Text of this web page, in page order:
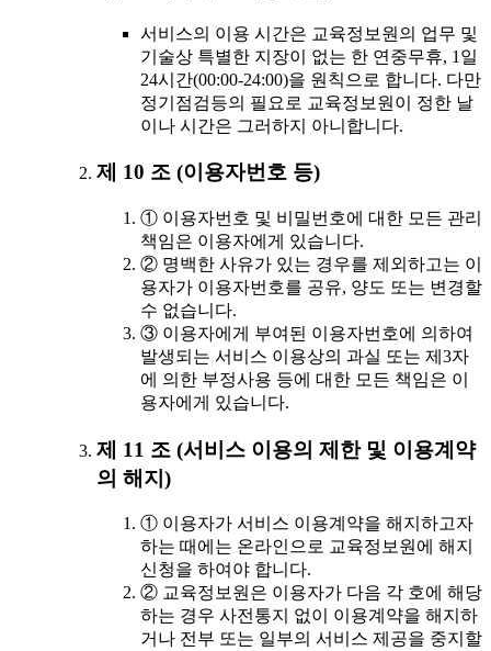
서비스의 이용 시간은 교육정보원의 업무 및
기술상 특별한 지장이 없는 한 연중무휴, 1일
24시간(00:00-24:00)을 원칙으로 합니다. 다만
정기점검등의 필요로 교육정보원이 정한 날
이나 시간은 그러하지 아니합니다.
제 10 조 (이용자번호 등)
① 이용자번호 및 비밀번호에 대한 모든 관리
책임은 이용자에게 있습니다.
② 명백한 사유가 있는 경우를 제외하고는 이
용자가 이용자번호를 공유, 양도 또는 변경할
수 없습니다.
③ 이용자에게 부여된 이용자번호에 의하여
발생되는 서비스 이용상의 과실 또는 제3자
에 의한 부정사용 등에 대한 모든 책임은 이
용자에게 있습니다.
제 11 조 (서비스 이용의 제한 및 이용계약
의 해지)
① 이용자가 서비스 이용계약을 해지하고자
하는 때에는 온라인으로 교육정보원에 해지
신청을 하여야 합니다.
② 교육정보원은 이용자가 다음 각 호에 해당
하는 경우 사전통지 없이 이용계약을 해지하
거나 전부 또는 일부의 서비스 제공을 중지할